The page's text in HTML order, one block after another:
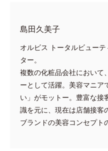
島田久美子
オルビス トータルビューテ
ター。
複数の化粧品会社において
ーとして活躍。美容マニア
い」がモットー。豊富な接
識を元に、現在は店舗接客
ブランドの美容コンセプト